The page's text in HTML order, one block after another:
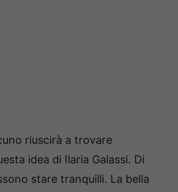
riuscirà a trovare
idea di Ilaria Galassi. Di
stare tranquilli. La bella